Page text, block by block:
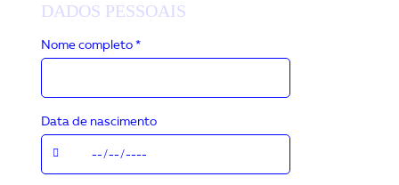
DADOS PESSOAIS
Nome completo *
Data de nascimento